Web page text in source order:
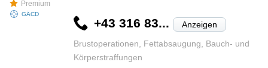
Premium
GÄCD
+43 316 83... Anzeigen
Brustoperationen, Fettabsaugung, Bauch- und
Körperstraffungen